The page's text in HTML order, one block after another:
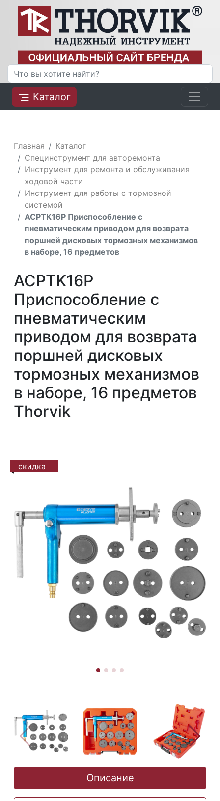
Каталог
Главная
Каталог
Специнструмент для авторемонта
Инструмент для ремонта и обслуживания
ходовой части
Инструмент для работы с тормозной
системой
ACPTK16P Приспособление с
пневматическим приводом для возврата
поршней дисковых тормозных механизмов
в наборе, 16 предметов
ACPTK16P
Приспособление с
пневматическим
приводом для возврата
поршней дисковых
тормозных механизмов
в наборе, 16 предметов
Thorvik
скидка
Описание